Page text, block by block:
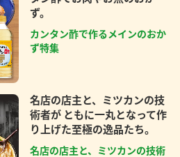
ず。
カンタン酢で作るメインのおか
ず特集
名店の店主と、ミツカンの技
術者が ともに一丸となって作
り上げた至極の逸品たち。
名店の店主と、ミツカンの技術